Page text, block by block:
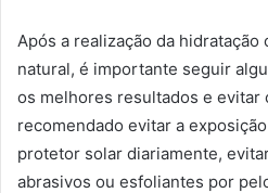
Após a realização da hidratação
natural, é importante seguir
os melhores resultados e evitar
recomendado evitar a
protetor solar diariamente,
abrasivos ou esfoliantes por